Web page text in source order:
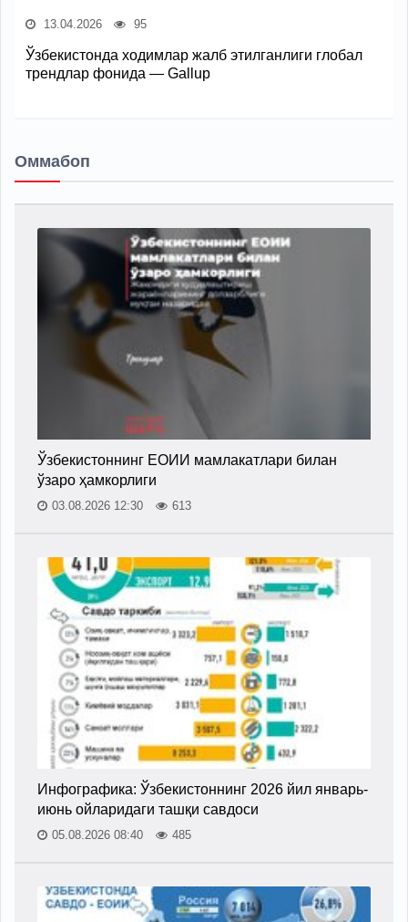
13.04.2026 95
Ўзбекистонда ходимлар жалб этилганлиги глобал
трендлар фонида — Gallup
Оммабоп
Ўзбекистоннинг ЕОИИ мамлакатлари билан
ўзаро ҳамкорлиги
03.08.2026 12:30 613
Инфографика: Ўзбекистоннинг 2026 йил январь-
июнь ойларидаги ташқи савдоси
05.08.2026 08:40 485